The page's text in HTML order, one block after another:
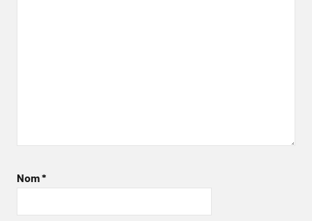
Nom*